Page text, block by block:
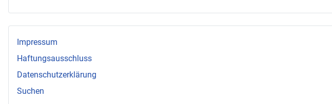
Impressum
Haftungsausschluss
Datenschutzerklärung
Suchen